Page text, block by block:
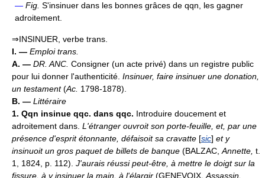
— Fig. S'insinuer dans les bonnes grâces de qqn, les gagner
adroitement.
⇒INSINUER, verbe trans.
I. — Emploi trans.
A. — DR. ANC. Consigner (un acte privé) dans un registre public
pour lui donner l'authenticité. Insinuer, faire insinuer une donation,
un testament(Ac. 1798-1878).
B. — Littéraire
1. Qqn insinue qqc. dans qqc. Introduire doucement et
adroitement dans. L'étranger ouvroit son porte-feuille, et, par une
présence d'esprit étonnante, défaisoit sa cravatte [sic] et y
insinuoit un gros paquet de billets de banque (BALZAC, Annette, t.
1, 1824, p. 112). J'aurais réussi peut-être, à mettre le doigt sur la
fissure, à y insinuer la main, à l'élargir (GENEVOIX, Assassin,